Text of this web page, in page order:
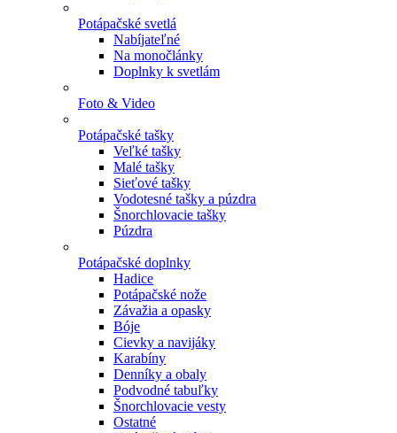
Potápačské svetlá
Nabíjateľné
Na monočlánky
Doplnky k svetlám
Foto & Video
Potápačské tašky
Veľké tašky
Malé tašky
Sieťové tašky
Vodotesné tašky a púzdra
Šnorchlovacie tašky
Púzdra
Potápačské doplnky
Hadice
Potápačské nože
Závažia a opasky
Bóje
Cievky a navijáky
Karabíny
Denníky a obaly
Podvodné tabuľky
Šnorchlovacie vesty
Ostatné